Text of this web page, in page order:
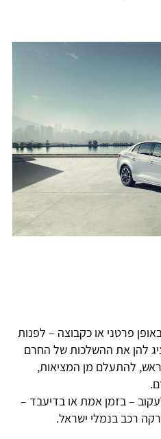
פרטני או כקבוצה – לפנות
להן את ההשלכות של החרם
ראש, להתעלם מן המציאות,
– בזמן אמת או בדיעבד –
רכב בנמלי ישראל.